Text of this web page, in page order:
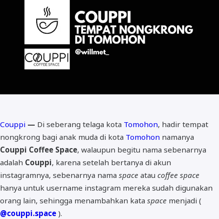
Couppi — Di seberang telaga kota Tomohon, hadir tempat
nongkrong bagi anak muda di kota Tomohon namanya
Couppi Coffee Space, walaupun begitu nama sebenarnya
adalah Couppi, karena setelah bertanya di akun
instagramnya, sebenarnya nama space atau coffee space
hanya untuk username instagram mereka sudah digunakan
orang lain, sehingga menambahkan kata space menjadi (
@couppi.space ).